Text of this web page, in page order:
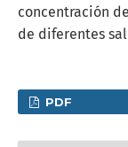
concentración
de diferentes
PDF